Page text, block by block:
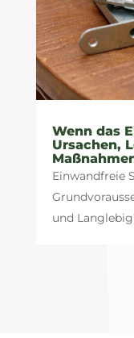
Wenn das
Ursachen,
Einwandfreie
und